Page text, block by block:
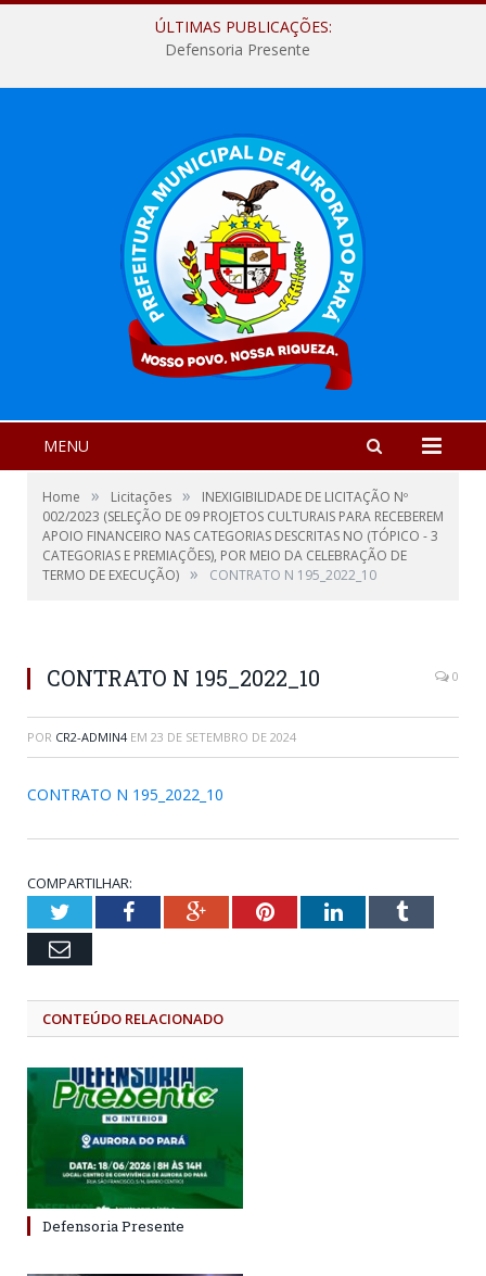
ÚLTIMAS PUBLICAÇÕES:
Defensoria Presente
MENU
Home » Licitações »
INEXIGIBILIDADE DE LICITAÇÃO Nº
002/2023 (SELEÇÃO DE 09 PROJETOS CULTURAIS PARA RECEBEREM
APOIO FINANCEIRO NAS CATEGORIAS DESCRITAS NO (TÓPICO - 3
CATEGORIAS E PREMIAÇÕES), POR MEIO DA CELEBRAÇÃO DE
TERMO DE EXECUÇÃO) » CONTRATO N 195_2022_10
CONTRATO N 195_2022_10 0
POR CR2-ADMIN4 EM 23 DE SETEMBRO DE 2024
CONTRATO N 195_2022_10
COMPARTILHAR:
TwitterFacebookGoogle+PinterestLinkedInTumblr
Email
CONTEÚDO RELACIONADO
Defensoria Presente